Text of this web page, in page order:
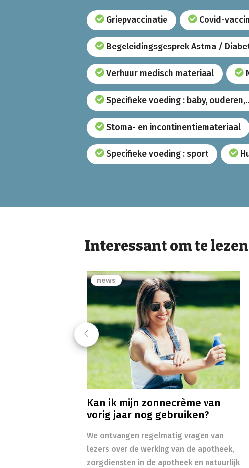
Griepvaccinatie Covid-
Begeleidingsgesprek Astma /
Verhuur medisch materiaal
Specifieke voeding : baby,
Stoma- en incontinentiemateriaal
Specifieke voeding : sport
Interessant om te lezen
Previous
news
Kan ik mijn zonnecrème van
vorig jaar nog gebruiken?
We ontvangen regelmatig vragen van
lezers over de werking van de apotheek,
zorgdiensten in de apotheek en natuurlijk